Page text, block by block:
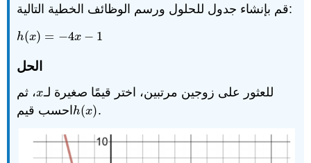
قم بإنشاء جدول للحلول ورسم الوظائف الخطية التالية:
h(x) = −4x − 1
h(x)=− 4x−1
الحل
للعثور على زوجين مرتبين، اختر قيمًا صغيرة لـx
x، ثم
احسب قيمh(x)
h(x) .